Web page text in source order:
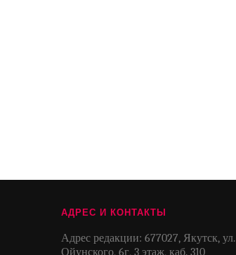
АДРЕС И КОНТАКТЫ
Адрес редакции: 677027, Якутск, ул.
Ойунского, 6г, 3 этаж, каб. 310